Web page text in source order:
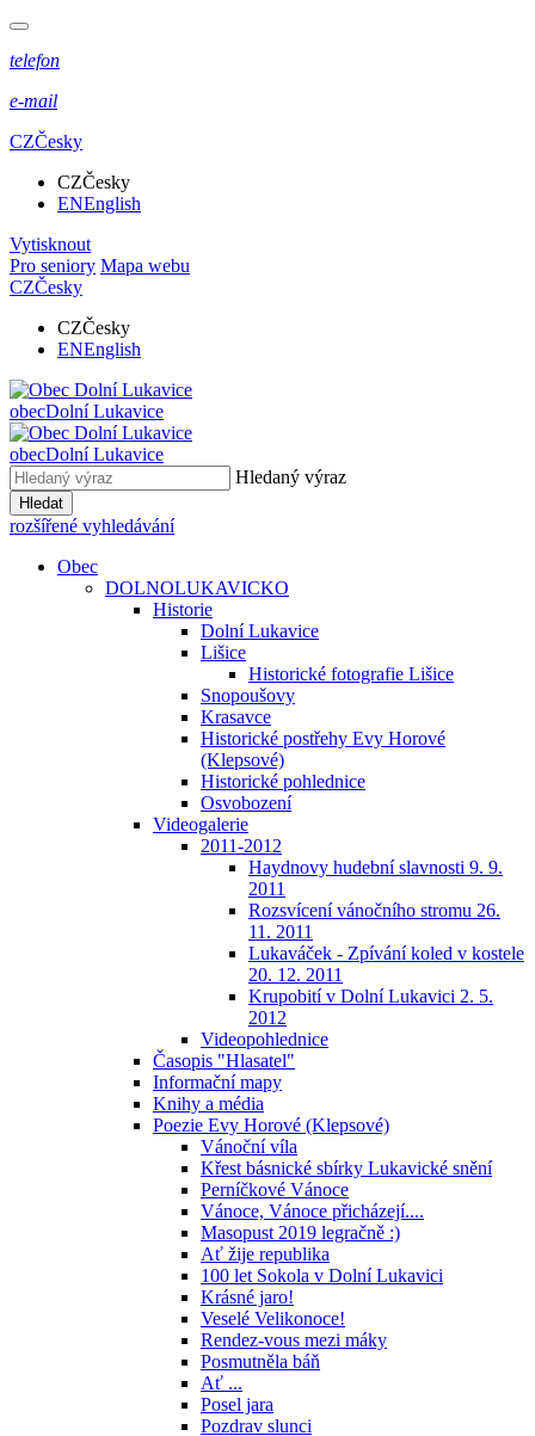
telefon
e-mail
CZČesky
CZČesky
ENEnglish
Vytisknout
Pro seniory Mapa webu
CZČesky
CZČesky
ENEnglish
obecDolní Lukavice
obecDolní Lukavice
Hledaný výraz
Hledat
rozšířené vyhledávání
Obec
DOLNOLUKAVICKO
Historie
Dolní Lukavice
Lišice
Historické fotografie Lišice
Snopoušovy
Krasavce
Historické postřehy Evy Horové
(Klepsové)
Historické pohlednice
Osvobození
Videogalerie
2011-2012
Haydnovy hudební slavnosti 9. 9.
2011
Rozsvícení vánočního stromu 26.
11. 2011
Lukaváček - Zpívání koled v kostele
20. 12. 2011
Krupobití v Dolní Lukavici 2. 5.
2012
Videopohlednice
Časopis "Hlasatel"
Informační mapy
Knihy a média
Poezie Evy Horové (Klepsové)
Vánoční víla
Křest básnické sbírky Lukavické snění
Perníčkové Vánoce
Vánoce, Vánoce přicházejí....
Masopust 2019 legračně :)
Ať žije republika
100 let Sokola v Dolní Lukavici
Krásné jaro!
Veselé Velikonoce!
Rendez-vous mezi máky
Posmutněla báň
Ať ...
Posel jara
Pozdrav slunci